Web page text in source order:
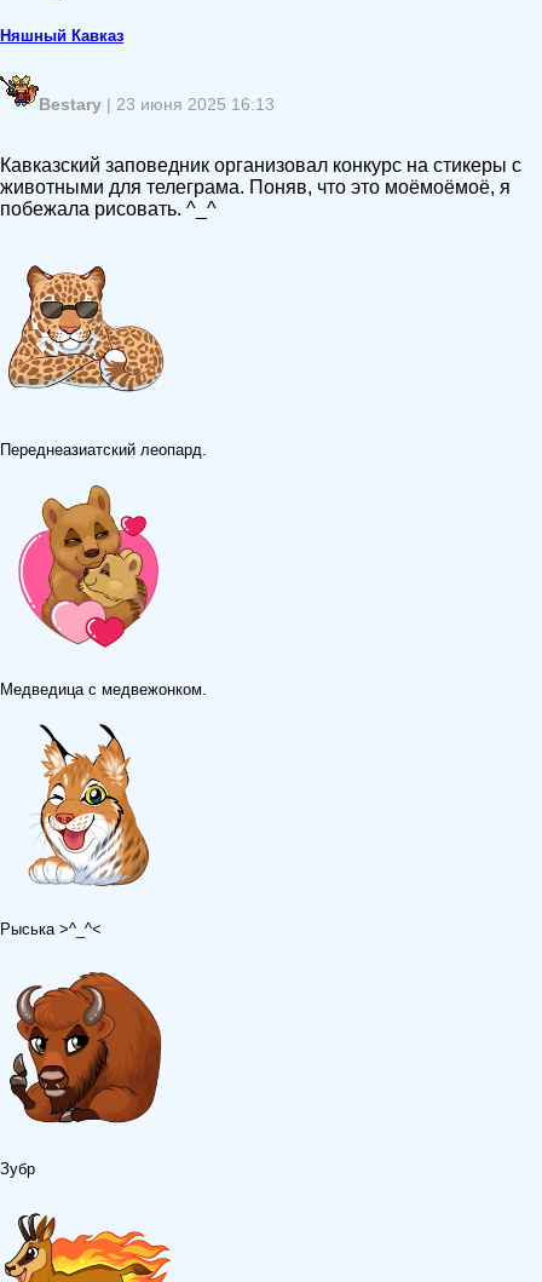
Няшный Кавказ
Bestary | 23 июня 2025 16:13
Кавказский заповедник организовал конкурс на стикеры с
животными для телеграма. Поняв, что это моёмоёмоё, я
побежала рисовать. ^_^
Переднеазиатский леопард.
Медведица с медвежонком.
Рыська >^_^<
Зубр